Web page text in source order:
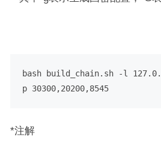
bash build_chain.sh -l
p 30300,20200,8545
*注解